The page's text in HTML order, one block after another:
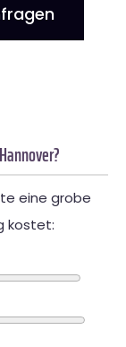
eine grobe
kostet: